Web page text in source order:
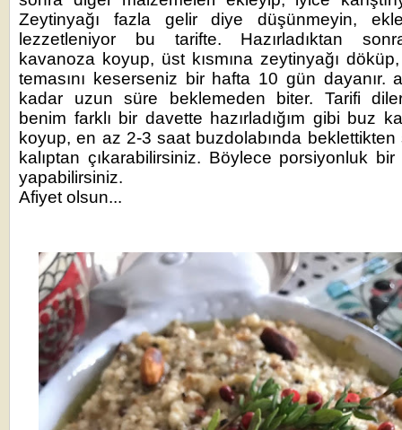
Zeytinyağı fazla gelir diye düşünmeyin,
lezzetleniyor bu tarifte. Hazırladıktan
kavanoza koyup, üst kısmına zeytinyağı
temasını keserseniz bir hafta 10 gün dayanır.
kadar uzun süre beklemeden biter. Tarifi
benim farklı bir davette hazırladığım gibi buz
koyup, en az 2-3 saat buzdolabında beklettikten
kalıptan çıkarabilirsiniz. Böylece porsiyonluk bir
yapabilirsiniz.
Afiyet olsun...